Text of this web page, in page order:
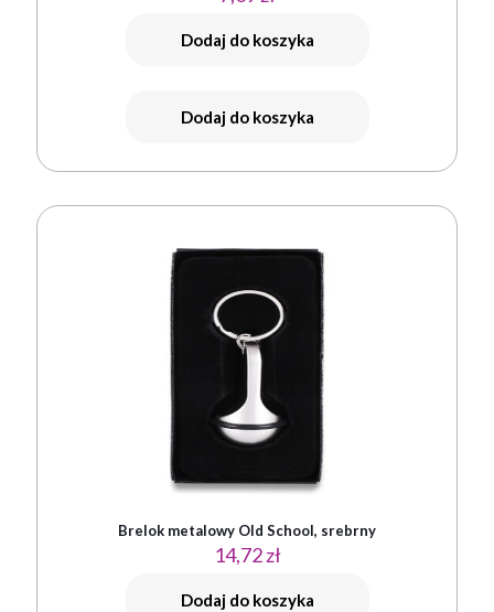
Dodaj do koszyka
Dodaj do koszyka
Brelok metalowy Old School, srebrny
14,72zł
Dodaj do koszyka